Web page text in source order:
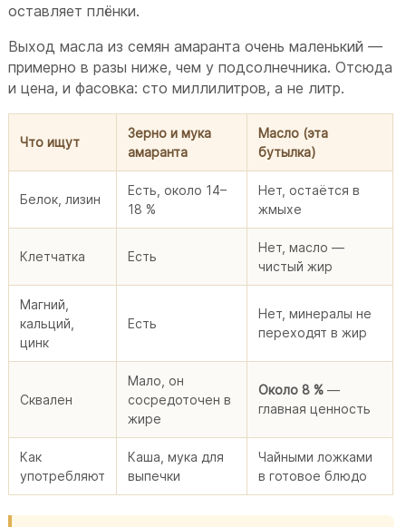
оставляет плёнки.
Выход масла из семян амаранта очень маленький —
примерно в разы ниже, чем у подсолнечника. Отсюда
и цена, и фасовка: сто миллилитров, а не литр.
Что ищут
Зерно и мука
амаранта
Масло (эта
бутылка)
Белок, лизин
Есть, около 14–
18 %
Нет, остаётся в
жмыхе
Клетчатка Есть
Нет, масло —
чистый жир
Магний,
кальций,
цинк
Есть
Нет, минералы не
переходят в жир
Сквален
Мало, он
сосредоточен в
жире
Около 8 % —
главная ценность
Как
употребляют
Каша, мука для
выпечки
Чайными ложками
в готовое блюдо